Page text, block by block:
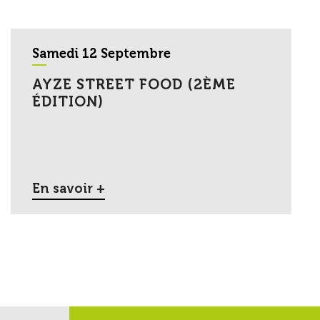
Samedi 12 Septembre
AYZE STREET FOOD (2ÈME
ÉDITION)
En savoir +